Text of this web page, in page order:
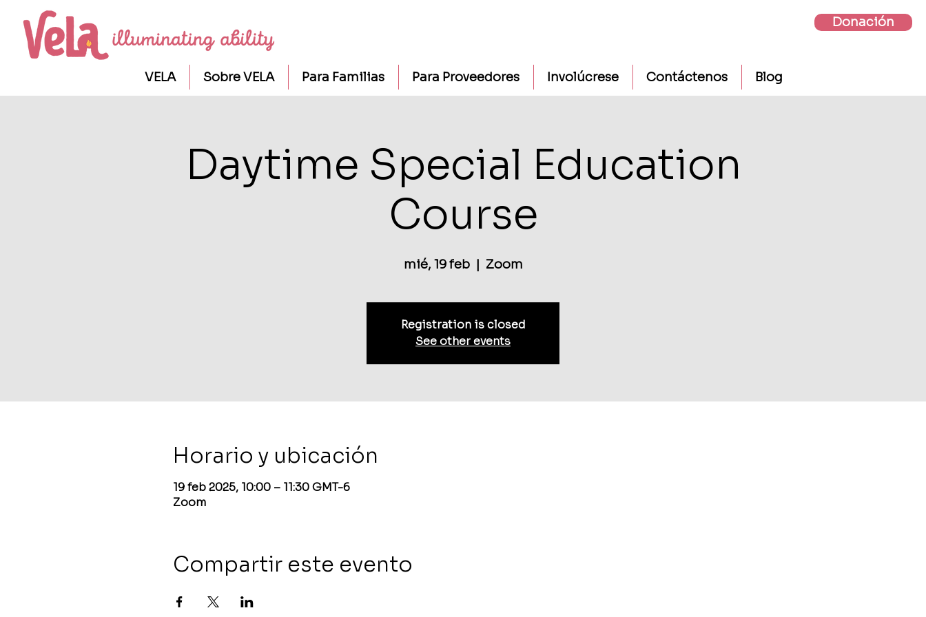
Donación
VELA Sobre VELA Para Familias Para Proveedores Involúcrese Contáctenos Blog
Daytime Special Education
Course
mié, 19 feb
  |
Zoom
Registration is closed
See other events
Horario y ubicación
19 feb 2025, 10:00 – 11:30 GMT-6
Zoom
Compartir este evento